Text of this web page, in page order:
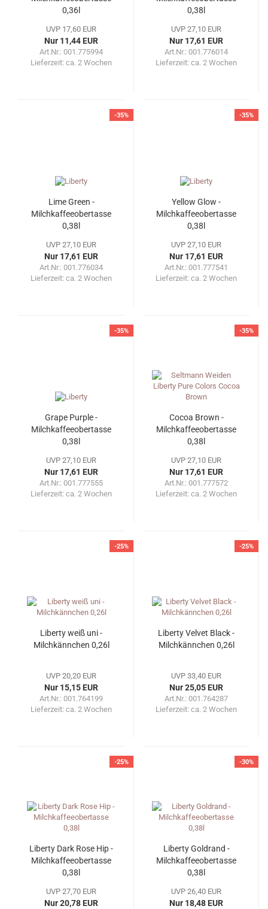
0,36l
UVP 17,60 EUR
Nur 11,44 EUR
Art.Nr.: 001.775994
Lieferzeit: ca. 2 Wochen
0,38l
UVP 27,10 EUR
Nur 17,61 EUR
Art.Nr.: 001.776014
Lieferzeit: ca. 2 Wochen
-35%
Lime Green -
Milchkaffeeobertasse
0,38l
UVP 27,10 EUR
Nur 17,61 EUR
Art.Nr.: 001.776034
Lieferzeit: ca. 2 Wochen
-35%
Yellow Glow -
Milchkaffeeobertasse
0,38l
UVP 27,10 EUR
Nur 17,61 EUR
Art.Nr.: 001.777541
Lieferzeit: ca. 2 Wochen
-35%
Grape Purple -
Milchkaffeeobertasse
0,38l
UVP 27,10 EUR
Nur 17,61 EUR
Art.Nr.: 001.777555
Lieferzeit: ca. 2 Wochen
-35%
Cocoa Brown -
Milchkaffeeobertasse
0,38l
UVP 27,10 EUR
Nur 17,61 EUR
Art.Nr.: 001.777572
Lieferzeit: ca. 2 Wochen
-25%
Liberty weiß uni -
Milchkännchen 0,26l
UVP 20,20 EUR
Nur 15,15 EUR
Art.Nr.: 001.764199
Lieferzeit: ca. 2 Wochen
-25%
Liberty Velvet Black -
Milchkännchen 0,26l
UVP 33,40 EUR
Nur 25,05 EUR
Art.Nr.: 001.764287
Lieferzeit: ca. 2 Wochen
-25%
Liberty Dark Rose Hip -
Milchkaffeeobertasse
0,38l
UVP 27,70 EUR
Nur 20,78 EUR
-30%
Liberty Goldrand -
Milchkaffeeobertasse
0,38l
UVP 26,40 EUR
Nur 18,48 EUR